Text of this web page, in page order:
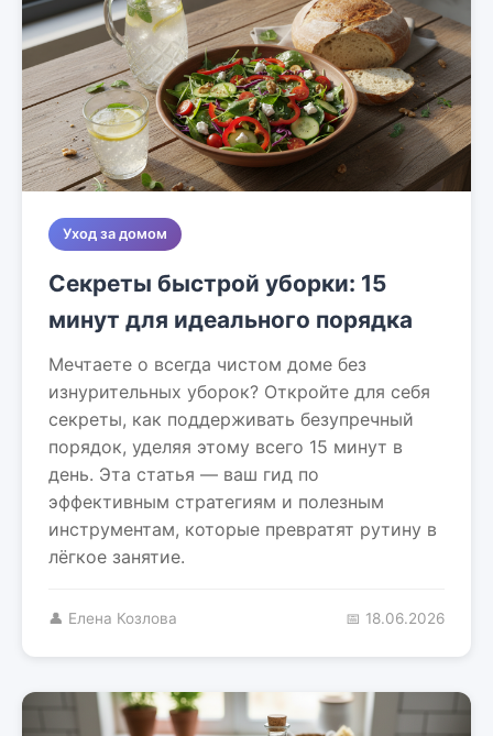
Уход за домом
Секреты быстрой уборки: 15
минут для идеального порядка
Мечтаете о всегда чистом доме без
изнурительных уборок? Откройте для себя
секреты, как поддерживать безупречный
порядок, уделяя этому всего 15 минут в
день. Эта статья — ваш гид по
эффективным стратегиям и полезным
инструментам, которые превратят рутину в
лёгкое занятие.
👤 Елена Козлова 📅 18.06.2026